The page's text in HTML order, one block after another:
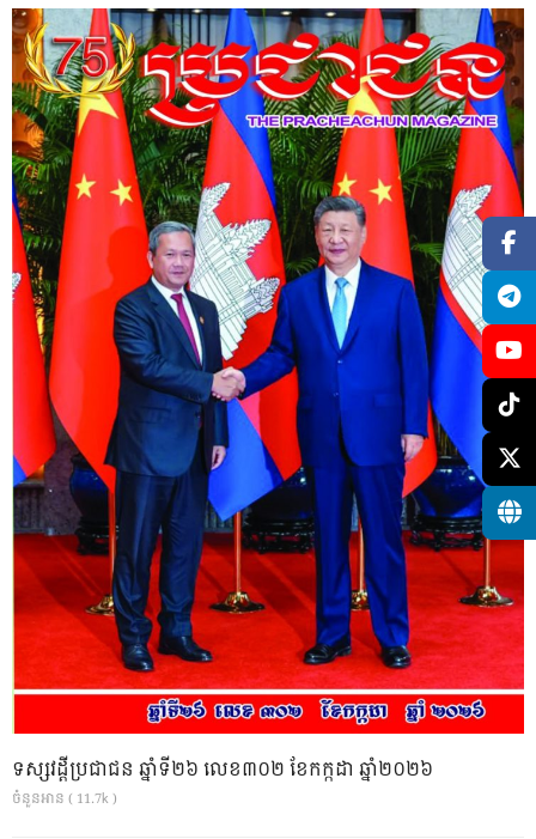
ទស្សវដ្តីប្រជាជន ឆ្នាំទី២៦ លេខ៣០២ ខែកក្កដា ឆ្នាំ២០២៦
ចំនួនអាន ( 11.7k )